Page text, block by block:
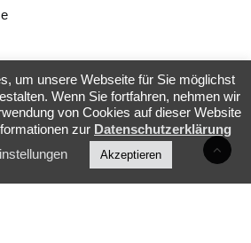
um unsere Webseite für Sie möglichst
Wenn Sie fortfahren, nehmen wir
von Cookies auf dieser Website
zur Datenschutzerklärung
Akzeptieren